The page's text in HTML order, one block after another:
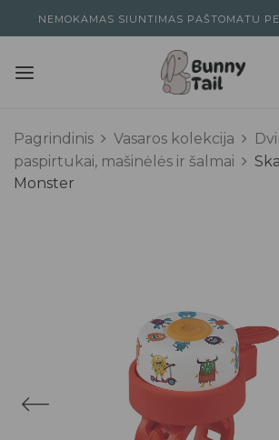
NEMOKAMAS SIUNTIMAS PAŠTOMATU
Pagrindinis Vasaros kolekcija
paspirtukai, mašinėlės ir šalmai
Monster